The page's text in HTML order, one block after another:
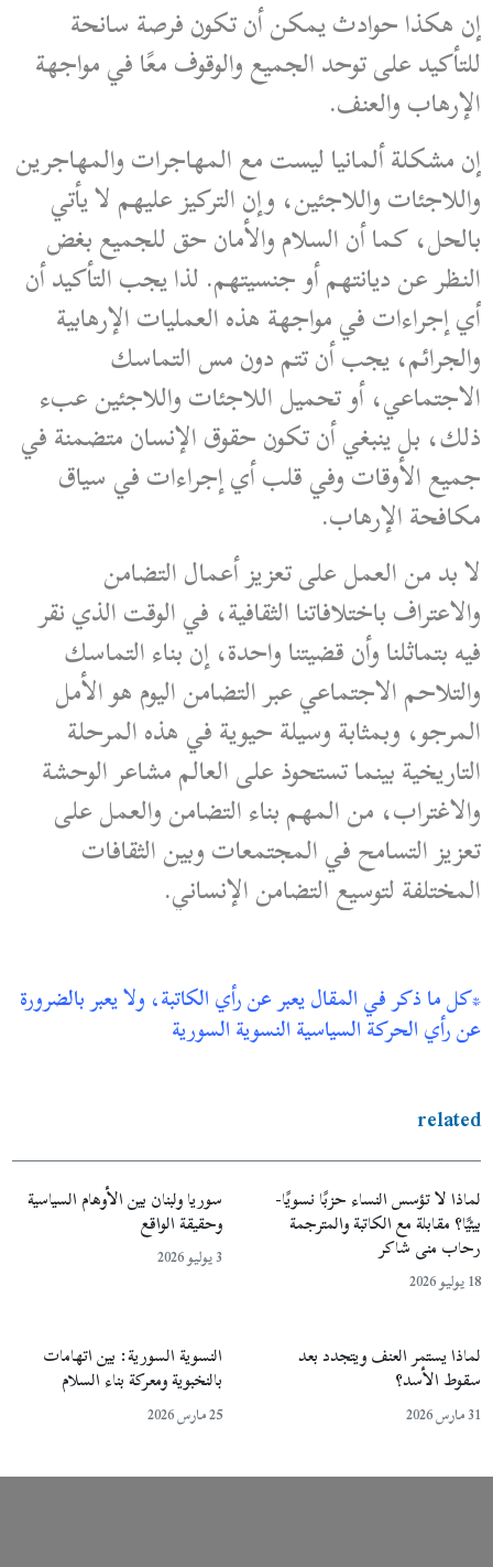
إن هكذا حوادث يمكن أن تكون فرصة سانحة
للتأكيد على توحد الجميع والوقوف معًا في مواجهة
الإرهاب والعنف.
إن مشكلة ألمانيا ليست مع المهاجرات والمهاجرين
واللاجئات واللاجئين، وإن التركيز عليهم لا يأتي
بالحل، كما أن السلام والأمان حق للجميع بغض
النظر عن ديانتهم أو جنسيتهم.لذا يجب التأكيد أن
أي إجراءات في مواجهة هذه العمليات الإرهابية
والجرائم، يجب أن تتم دون مس التماسك
الاجتماعي، أو تحميل اللاجئات واللاجئين عبء
ذلك، بل ينبغي أن تكون حقوق الإنسان متضمنة في
جميع الأوقات وفي قلب أي إجراءات في سياق
مكافحة الإرهاب.
لا بد من العمل على تعزيز أعمال التضامن
والاعتراف باختلافاتنا الثقافية، في الوقت الذي نقر
فيه بتماثلنا وأن قضيتنا واحدة، إن بناء التماسك
والتلاحم الاجتماعي عبر التضامن اليوم هو الأمل
المرجو، وبمثابة وسيلة حيوية في هذه المرحلة
التاريخية بينما تستحوذ على العالم مشاعر الوحشة
والاغتراب، من المهم بناء التضامن والعمل على
تعزيز التسامح في المجتمعات وبين الثقافات
المختلفة لتوسيع التضامن الإنساني.
*كل ما ذكر في المقال يعبر عن رأي الكاتبة، ولا يعبر بالضرورة
عن رأي الحركة السياسية النسوية السورية
related
لماذا لا تؤسس النساء حزبًا نسويًا-
بيئيًا؟ مقابلة مع الكاتبة والمترجمة
رحاب منى شاكر
18 يوليو 2026
سوريا ولبنان بين الأوهام السياسية
وحقيقة الواقع
لماذا يستمر العنف ويتجدد بعد
سقوط الأسد؟
31 مارس 2026
النسوية السورية: بين اتهامات
بالنخبوية ومعركة بناء السلام
25 مارس 2026